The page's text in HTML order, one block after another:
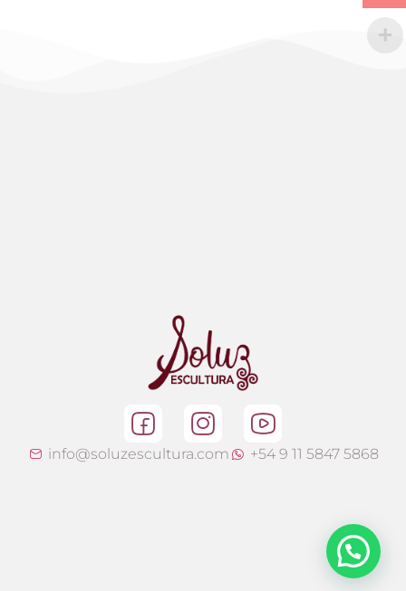
info@soluzescultura.com +54 9 11 5847 5868